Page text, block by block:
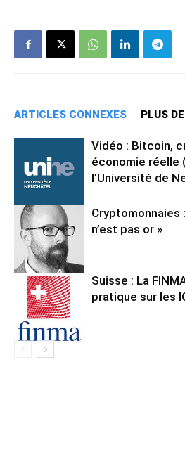
ARTICLES CONNEXES PLUS
Vidéo : Bitcoin,
économie réelle
l’Université de
Cryptomonnaies
n’est pas or »
Suisse : La
pratique sur les